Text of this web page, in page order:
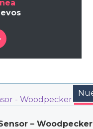
con I-Sensor – Woodpecker